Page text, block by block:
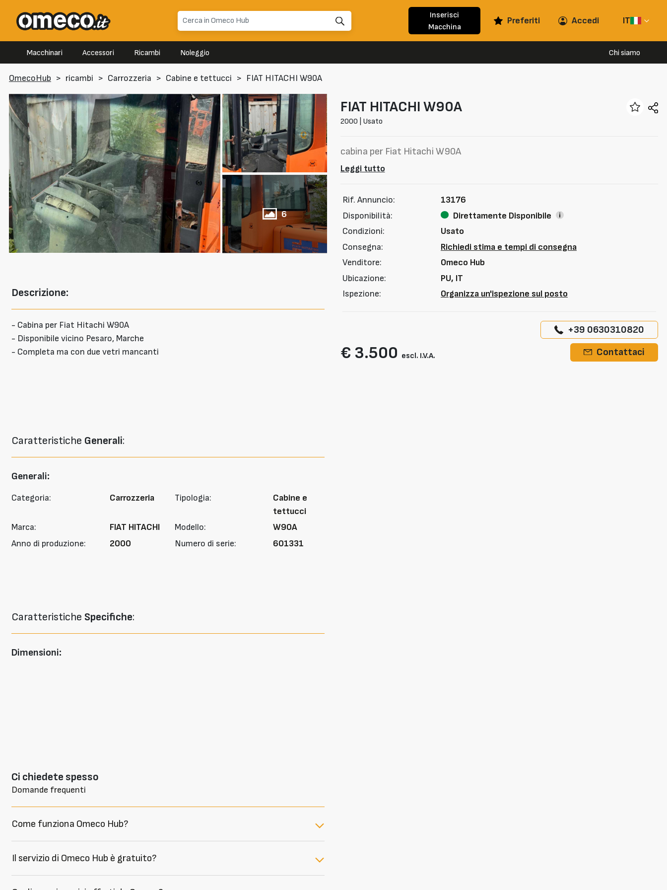
Inserisci
Macchina
Preferiti Accedi IT
Macchinari Accessori Ricambi Noleggio Chi siamo
OmecoHub > ricambi > Carrozzeria > Cabine e tettucci > FIAT HITACHI W90A
6
Descrizione:
- Cabina per Fiat Hitachi W90A
- Disponibile vicino Pesaro, Marche
- Completa ma con due vetri mancanti
Caratteristiche Generali:
Generali:
Categoria: Carrozzeria Tipologia:
Cabine e
tettucci
Marca:
FIAT HITACHI Modello:
W90A
Anno di produzione:
2000 Numero di serie: 601331
Caratteristiche Specifiche:
Dimensioni:
Ci chiedete spesso
Domande frequenti
Come funziona Omeco Hub?
Il servizio di Omeco Hub è gratuito?
FIAT HITACHI W90A
2000 | Usato
cabina per Fiat Hitachi W90A
Leggi tutto
Rif. Annuncio:
13176
Disponibilità:
Direttamente Disponibile
Condizioni:
Usato
Consegna:
Richiedi stima e tempi di consegna
Venditore:
Omeco Hub
Ubicazione:
PU, IT
Ispezione:
Organizza un'ispezione sul posto
€ 3.500 escl. I.V.A.
+39 0630310820
Contattaci